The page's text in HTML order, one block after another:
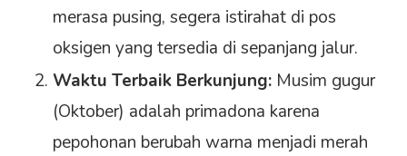
merasa pusing, segera istirahat di pos
oksigen yang tersedia di sepanjang jalur.
Waktu Terbaik Berkunjung: Musim gugur
(Oktober) adalah primadona karena
pepohonan berubah warna menjadi merah